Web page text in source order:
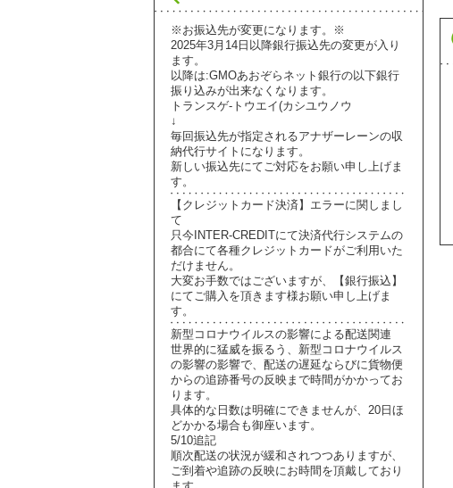
※お振込先が変更になります。※
2025年3月14日以降銀行振込先の変更が入り
ます。
以降は:GMOあおぞらネット銀行の以下銀行
振り込みが出来なくなります。
トランスゲ-トウエイ(カシユウノウ
↓
毎回振込先が指定されるアナザーレーンの収
納代行サイトになります。
新しい振込先にてご対応をお願い申し上げま
す。
【クレジットカード決済】エラーに関しまし
て
只今INTER-CREDITにて決済代行システムの
都合にて各種クレジットカードがご利用いた
だけません。
大変お手数ではございますが、【銀行振込】
にてご購入を頂きます様お願い申し上げま
す。
新型コロナウイルスの影響による配送関連
世界的に猛威を振るう、新型コロナウイルス
の影響の影響で、配送の遅延ならびに貨物便
からの追跡番号の反映まで時間がかかってお
ります。
具体的な日数は明確にできませんが、20日ほ
どかかる場合も御座います。
5/10追記
順次配送の状況が緩和されつつありますが、
ご到着や追跡の反映にお時間を頂戴しており